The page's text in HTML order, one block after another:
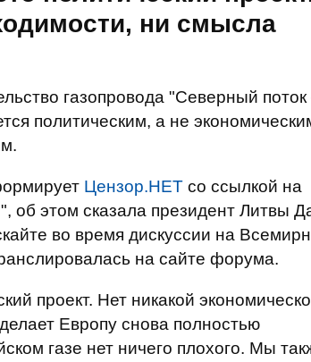
ни смысла
газопровода "Северный поток
политическим, а не
Цензор.НЕТ со ссылкой на
", об этом сказала президент Литвы
во время дискуссии на
на сайте форума.
проект. Нет никакой
Европу снова полностью
газе нет ничего плохого. Мы